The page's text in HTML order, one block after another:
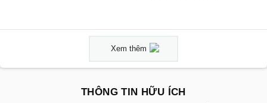
Xem thêm
THÔNG TIN HỮU ÍCH